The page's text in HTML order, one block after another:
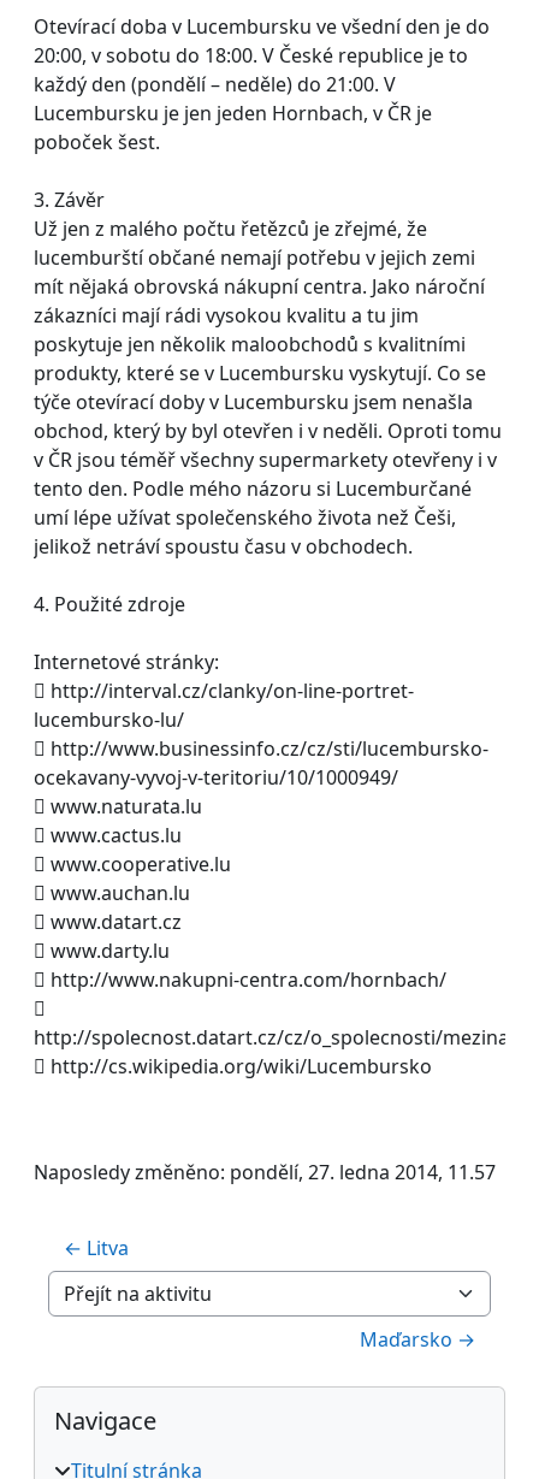
Otevírací doba v Lucembursku ve všední den je do
20:00, v sobotu do 18:00. V České republice je to
každý den (pondělí – neděle) do 21:00. V
Lucembursku je jen jeden Hornbach, v ČR je
poboček šest.
3. Závěr
Už jen z malého počtu řetězců je zřejmé, že
lucemburští občané nemají potřebu v jejich zemi
mít nějaká obrovská nákupní centra. Jako nároční
zákazníci mají rádi vysokou kvalitu a tu jim
poskytuje jen několik maloobchodů s kvalitními
produkty, které se v Lucembursku vyskytují. Co se
týče otevírací doby v Lucembursku jsem nenašla
obchod, který by byl otevřen i v neděli. Oproti tomu
v ČR jsou téměř všechny supermarkety otevřeny i v
tento den. Podle mého názoru si Lucemburčané
umí lépe užívat společenského života než Češi,
jelikož netráví spoustu času v obchodech.
4. Použité zdroje
Internetové stránky:
 http://interval.cz/clanky/on-line-portret-
lucembursko-lu/
 http://www.businessinfo.cz/cz/sti/lucembursko-
ocekavany-vyvoj-v-teritoriu/10/1000949/
 www.naturata.lu
 www.cactus.lu
 www.cooperative.lu
 www.auchan.lu
 www.datart.cz
 www.darty.lu
 http://www.nakupni-centra.com/hornbach/

http://spolecnost.datart.cz/cz/o_spolecnosti/
 http://cs.wikipedia.org/wiki/Lucembursko
Naposledy změněno: pondělí, 27. ledna 2014, 11.57
← Litva
Přejít na aktivitu
Maďarsko →
Bloky
Přeskočit: Navigace
Navigace
Titulní stránka